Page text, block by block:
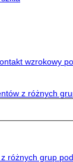
wzrokowy
z różnych